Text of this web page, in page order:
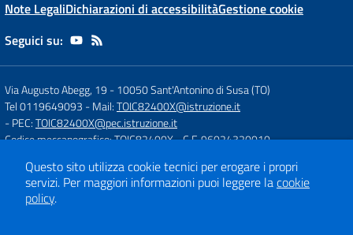
Note LegaliDichiarazioni di accessibilitàGestione cookie
Seguici su:
Via Augusto Abegg, 19 -10050 Sant'Antonino di Susa (TO)
Tel 0119649093 - Mail:TOIC82400X@istruzione.it
- PEC:TOIC82400X@pec.istruzione.it
Codice meccanografico: TOIC82400X- C.F. 96024320010
Concept & Design by
Designers Italia
Questo sito utilizza cookie tecnici per erogare i propri
servizi. Per maggiori informazioni puoi leggere lacookie
policy.